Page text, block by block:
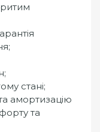
стані;
амортизацію
та